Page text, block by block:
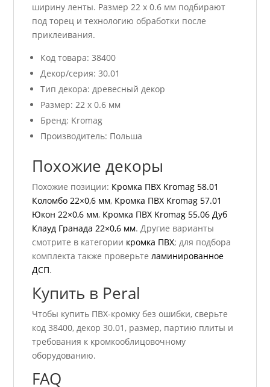
ширину ленты. Размер 22 x 0.6 мм подбирают
под торец и технологию обработки после
приклеивания.
Код товара: 38400
Декор/серия: 30.01
Тип декора: древесный декор
Размер: 22 x 0.6 мм
Бренд: Kromag
Производитель: Польша
Похожие декоры
Похожие позиции: Кромка ПВХ Kromag 58.01
Коломбо 22×0,6 мм, Кромка ПВХ Kromag 57.01
Юкон 22×0,6 мм, Кромка ПВХ Kromag 55.06 Дуб
Клауд Гранада 22×0,6 мм. Другие варианты
смотрите в категории кромка ПВХ; для подбора
комплекта также проверьтеламинированное
ДСП.
Купить в Peral
Чтобы купить ПВХ-кромку без ошибки, сверьте
код 38400, декор 30.01, размер, партию плиты и
требования к кромкооблицовочному
оборудованию.
FAQ